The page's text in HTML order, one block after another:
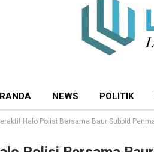
NEWS POLITIK
Halo Polisi Bersama Baur Subbid